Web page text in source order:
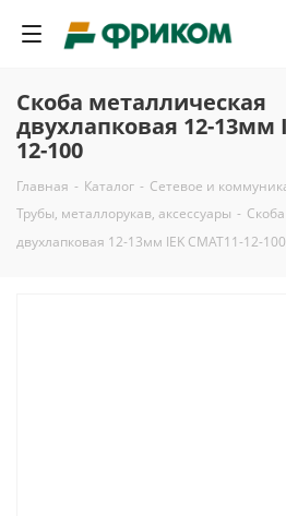
Скоба металлическая
двухлапковая 12-13мм
12-100
Главная - Каталог - Сетевое и
Трубы, металлорукав, аксессуары -
двухлапковая 12-13мм IEK CMAT11-12-100